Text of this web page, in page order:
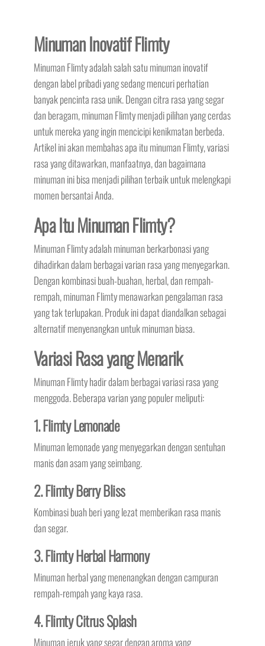
Minuman Inovatif Flimty
Minuman Flimty adalah salah satu minuman inovatif
dengan label pribadi yang sedang mencuri perhatian
banyak pencinta rasa unik. Dengan citra rasa yang segar
dan beragam, minuman Flimty menjadi pilihan yang cerdas
untuk mereka yang ingin mencicipi kenikmatan berbeda.
Artikel ini akan membahas apa itu minuman Flimty, variasi
rasa yang ditawarkan, manfaatnya, dan bagaimana
minuman ini bisa menjadi pilihan terbaik untuk melengkapi
momen bersantai Anda.
Apa Itu Minuman Flimty?
Minuman Flimty adalah minuman berkarbonasi yang
dihadirkan dalam berbagai varian rasa yang menyegarkan.
Dengan kombinasi buah-buahan, herbal, dan rempah-
rempah, minuman Flimty menawarkan pengalaman rasa
yang tak terlupakan. Produk ini dapat diandalkan sebagai
alternatif menyenangkan untuk minuman biasa.
Variasi Rasa yang Menarik
Minuman Flimty hadir dalam berbagai variasi rasa yang
menggoda. Beberapa varian yang populer meliputi:
1. Flimty Lemonade
Minuman lemonade yang menyegarkan dengan sentuhan
manis dan asam yang seimbang.
2. Flimty Berry Bliss
Kombinasi buah beri yang lezat memberikan rasa manis
dan segar.
3. Flimty Herbal Harmony
Minuman herbal yang menenangkan dengan campuran
rempah-rempah yang kaya rasa.
4. Flimty Citrus Splash
Minuman jeruk yang segar dengan aroma yang